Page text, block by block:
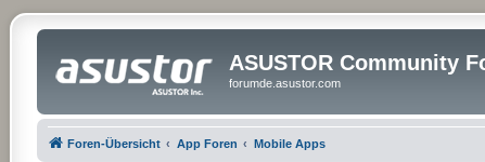
ASUSTOR Community
forumde.asustor.com
Foren-Übersicht App Foren Mobile Apps